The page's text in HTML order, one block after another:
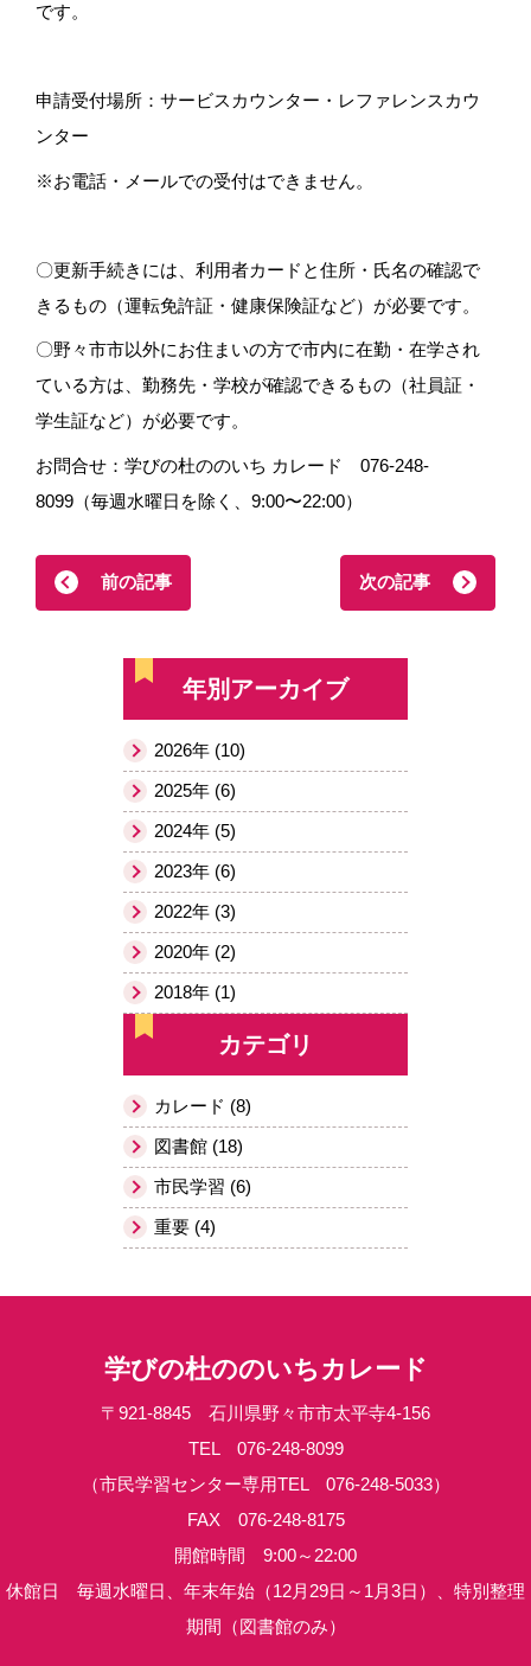
年別アーカイブ
2026年 (10)
2025年 (6)
2024年 (5)
2023年 (6)
2022年 (3)
2020年 (2)
2018年 (1)
カテゴリ
カレード (8)
図書館 (18)
市民学習 (6)
重要 (4)
です。
申請受付場所：サービスカウンター・レファレンスカウ
ンター
※お電話・メールでの受付はできません。
〇更新手続きには、利用者カードと住所・氏名の確認で
きるもの（運転免許証・健康保険証など）が必要です。
〇野々市市以外にお住まいの方で市内に在勤・在学され
ている方は、勤務先・学校が確認できるもの（社員証・
学生証など）が必要です。
お問合せ：学びの杜ののいち カレード 076-248-
8099（毎週水曜日を除く、9:00〜22:00）
前の記事 次の記事
学びの杜ののいちカレード
〒921-8845 石川県野々市市太平寺4-156
TEL 076-248-8099
（市民学習センター専用TEL 076-248-5033）
FAX 076-248-8175
開館時間 9:00～22:00
休館日 毎週水曜日、年末年始（12月29日～1月3日）、特別整理
期間（図書館のみ）